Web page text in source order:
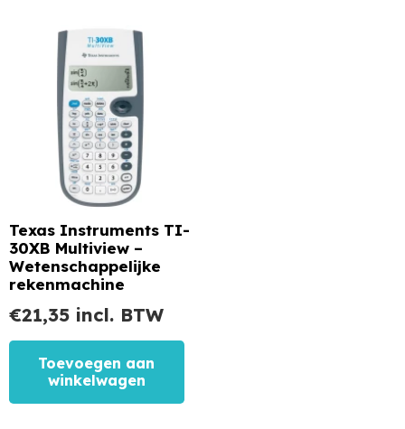
Texas Instruments TI-
30XB Multiview –
Wetenschappelijke
rekenmachine
€21,35 incl. BTW
Toevoegen aan
winkelwagen